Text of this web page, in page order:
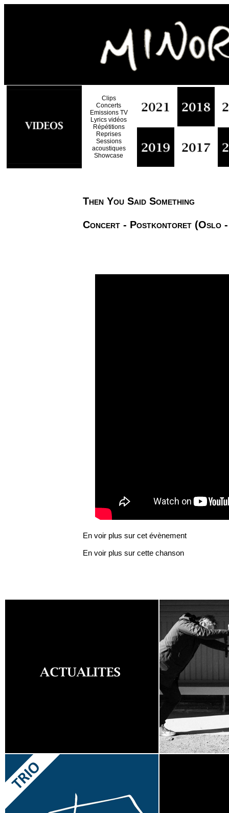
Clips
Concerts
Emissions TV
Lyrics vidéos
Répétitions
Reprises
Sessions
acoustiques
Showcase
Then You Said Something
Concert - Postkontoret (Oslo -
En voir plus sur cet évènement
En voir plus sur cette chanson